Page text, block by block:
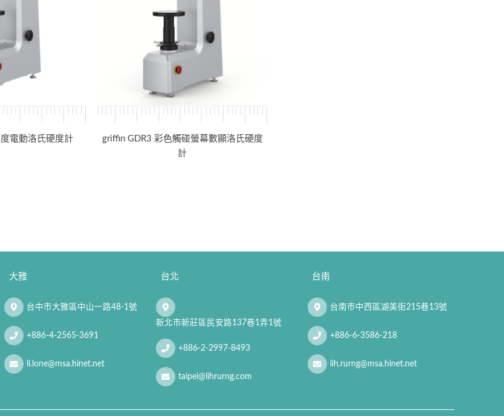
電動洛氏硬度計
griffin GDR3 彩色觸碰螢幕數顯洛氏硬度
計
大雅
台中市大雅區中山一路48-1號
+886-4-2565-3691
li.lone@msa.hinet.net
台北
新北市新莊區民安路137巷1弄1號
+886-2-2997-8493
taipei@lihrurng.com
台南
台南市中西區湖美街215巷13號
+886-6-3586-218
lih.rurng@msa.hinet.net